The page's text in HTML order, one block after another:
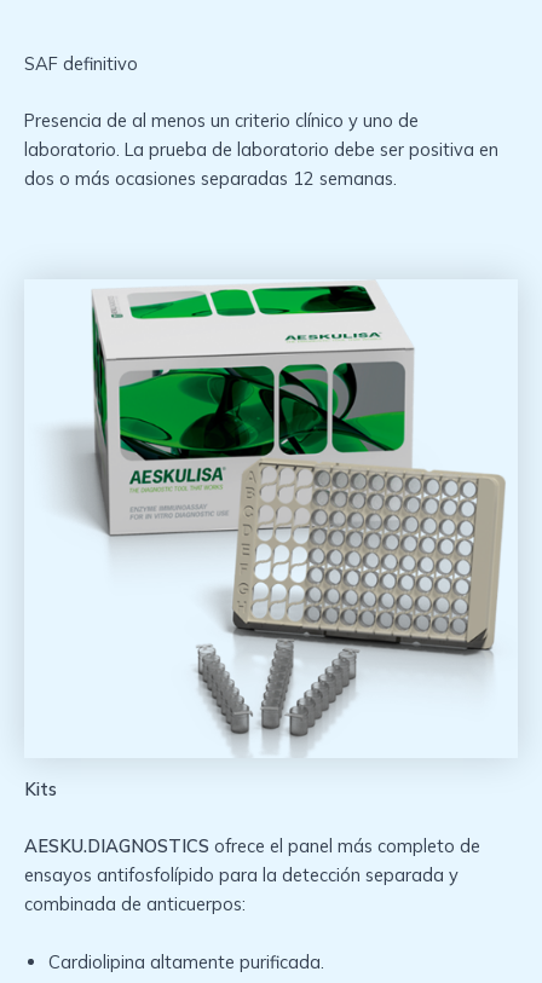
SAF definitivo
Presencia de al menos un criterio clínico y uno de
laboratorio. La prueba de laboratorio debe ser positiva en
dos o más ocasiones separadas 12 semanas.
Kits
AESKU.DIAGNOSTICS ofrece el panel más completo de
ensayos antifosfolípido para la detección separada y
combinada de anticuerpos:
Cardiolipina altamente purificada.